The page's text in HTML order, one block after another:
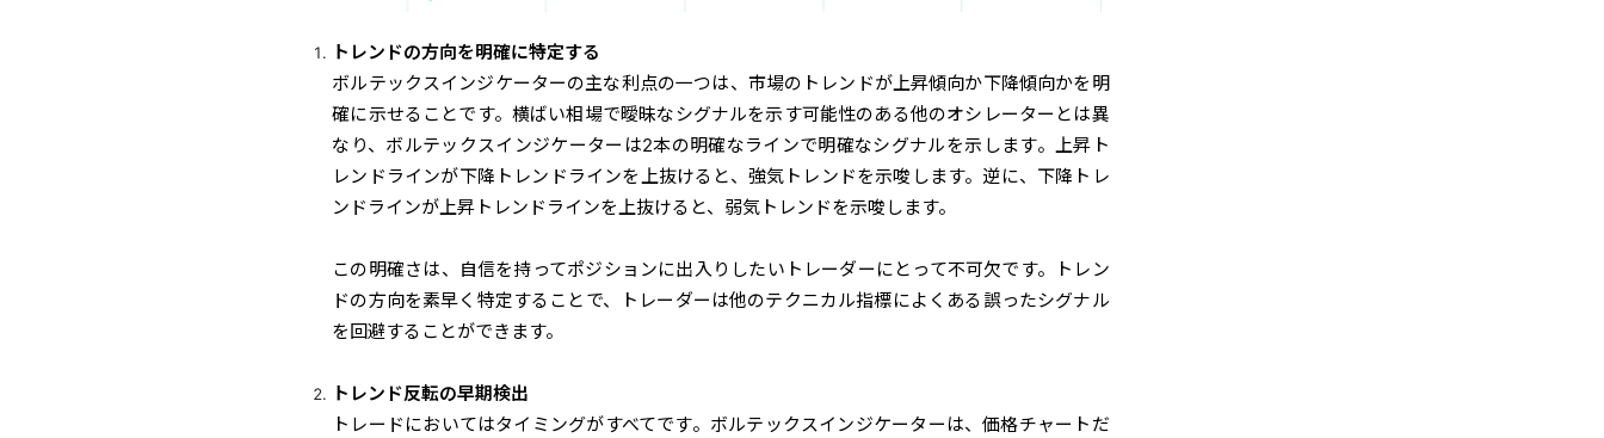
トレンドの方向を明確に特定する
ボルテックスインジケーターの主な利点の一つは、市場のトレンドが上昇傾向か下降傾向かを明
確に示せることです。横ばい相場で曖昧なシグナルを示す可能性のある他のオシレーターとは異
なり、 ボルテックスインジケーターは2本の明確なラインで明確なシグナルを示します。上昇ト
レンドラインが下降トレンドラインを上抜けると、強気トレンドを示唆します。逆に、下降トレ
ンドラインが上昇トレンドラインを上抜けると、弱気トレンドを示唆します。
この明確さは、自信を持ってポジションに出入りしたいトレーダーにとって不可欠です。トレン
ドの方向を素早く特定することで、トレーダーは他のテクニカル指標によくある誤ったシグナル
を回避することができます。
トレンド反転の早期検出
トレードにおいてはタイミングがすべてです。 ボルテックスインジケーターは、価格チャートだ